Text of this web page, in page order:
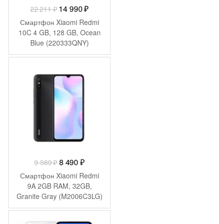
22 211₽ Первоначальная
цена
составляла
22
211 ₽.
14 990₽Текущая
цена:
14
990 ₽.
Смартфон Xiaomi Redmi
10C 4 GB, 128 GB, Ocean
Blue (220333QNY)
9 989₽ Первоначальная
цена
составляла
9
989 ₽.
8 490 ₽Текущая
цена:
8
490 ₽.
Смартфон Xiaomi Redmi
9A 2GB RAM, 32GB,
Granite Gray (M2006C3LG)